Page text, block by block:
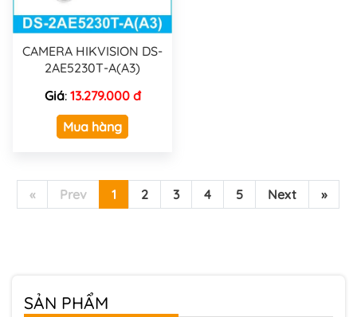
CAMERA HIKVISION DS-
2AE5230T-A(A3)
Giá: 13.279.000 đ
Mua hàng
« Prev 1 2 3 4 5 Next »
SẢN PHẨM